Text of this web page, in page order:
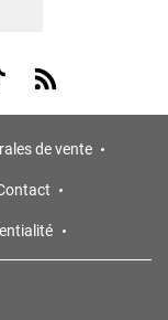
us on Tiktok
Visit us on Rss
de vente